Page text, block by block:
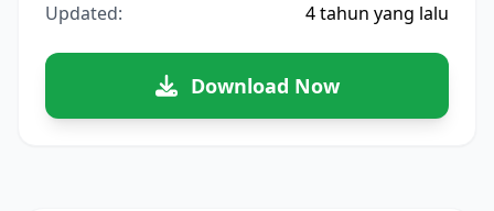
Updated: 4 tahun yang lalu
Download Now